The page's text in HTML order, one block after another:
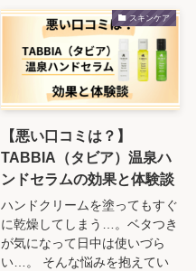
スキンケア
【悪い口コミは？】
TABBIA（タビア）温泉ハ
ンドセラムの効果と体験談
ハンドクリームを塗ってもすぐ
に乾燥してしまう…。ベタつき
が気になって日中は使いづら
い…。 そんな悩みを抱えてい